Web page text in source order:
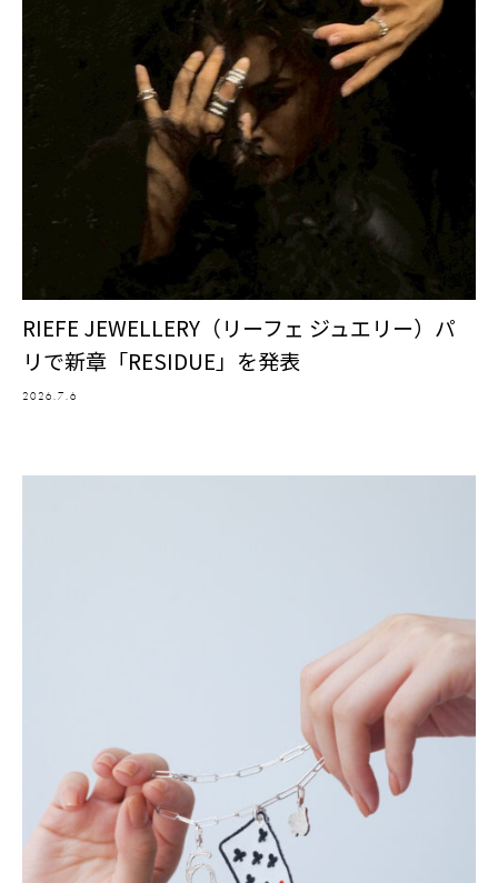
RIEFE JEWELLERY（リーフェ ジュエリー）パ
リで新章「RESIDUE」を発表
2026.7.6